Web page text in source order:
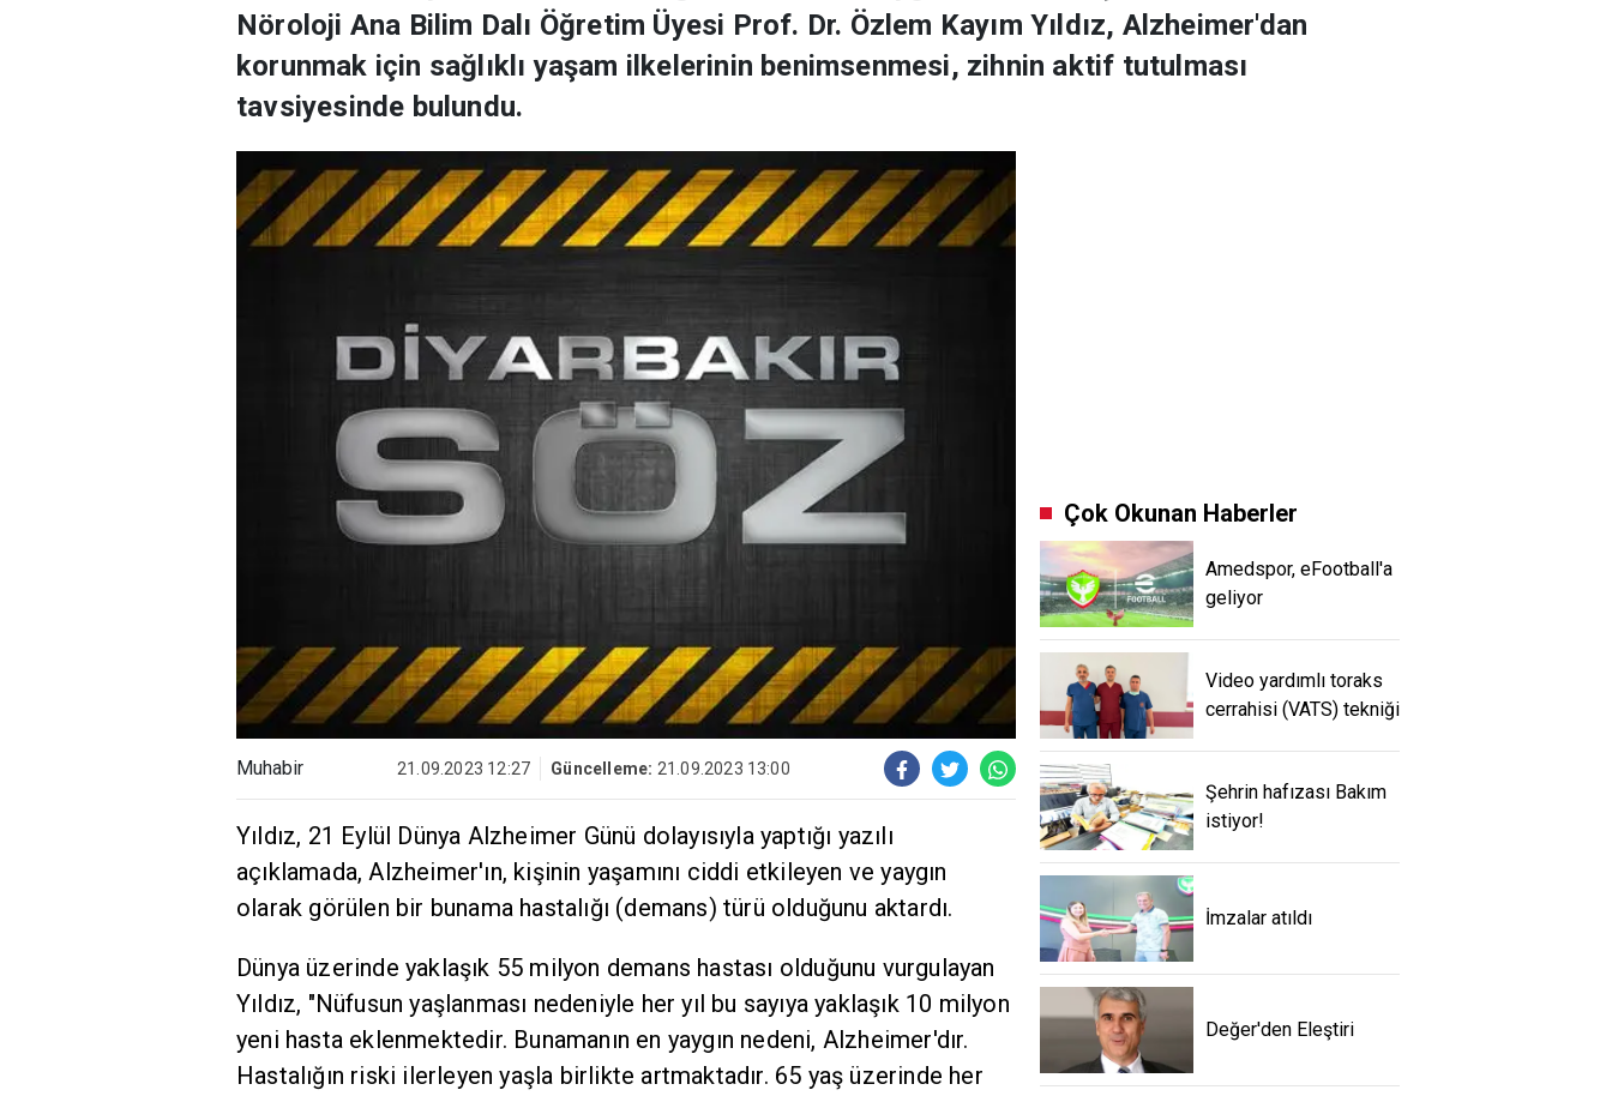
Nöroloji Ana Bilim Dalı Öğretim Üyesi Prof. Dr. Özlem Kayım Yıldız, Alzheimer'dan
korunmak için sağlıklı yaşam ilkelerinin benimsenmesi, zihnin aktif tutulması
tavsiyesinde bulundu.
Muhabir 21.09.2023 12:27 Güncelleme: 21.09.2023 13:00
Yıldız, 21 Eylül Dünya Alzheimer Günü dolayısıyla yaptığı yazılı
açıklamada, Alzheimer'ın, kişinin yaşamını ciddi etkileyen ve yaygın
olarak görülen bir bunama hastalığı (demans) türü olduğunu aktardı.
Dünya üzerinde yaklaşık 55 milyon demans hastası olduğunu vurgulayan
Yıldız, "Nüfusun yaşlanması nedeniyle her yıl bu sayıya yaklaşık 10 milyon
yeni hasta eklenmektedir. Bunamanın en yaygın nedeni, Alzheimer'dır.
Hastalığın riski ilerleyen yaşla birlikte artmaktadır. 65 yaş üzerinde her
Çok Okunan Haberler
Amedspor, eFootball'a
geliyor
Video yardımlı toraks
cerrahisi (VATS) tekniği
Şehrin hafızası Bakım
istiyor!
İmzalar atıldı
Değer'den Eleştiri